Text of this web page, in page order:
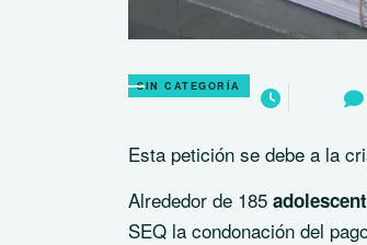
SIN CATEGORÍA
Esta petición se debe a la
Alrededor de 185
SEQ la condonación del